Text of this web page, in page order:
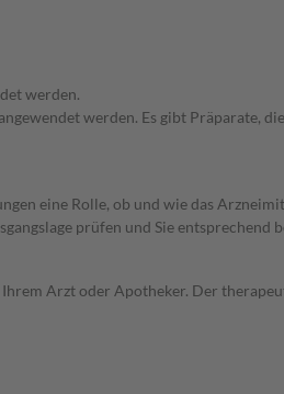
werden.
werden. Es gibt Präparate,
eine Rolle, ob und wie das
prüfen und Sie
Arzt oder Apotheker. Der